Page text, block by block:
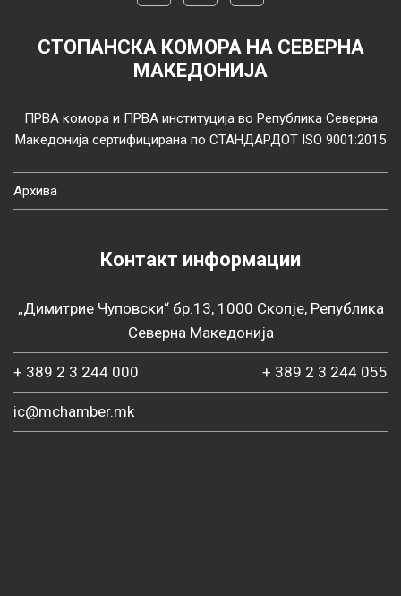
СТОПАНСКА КОМОРА НА СЕВЕРНА
МАКЕДОНИЈА
ПРВА комора и ПРВА институција во Република Северна
Македонија сертифицирана по СТАНДАРДОТ ISO 9001:2015
Архива
Контакт информации
„Димитрие Чуповски“ бр.13, 1000 Скопје, Република
Северна Македонија
+ 389 2 3 244 000 + 389 2 3 244 055
ic@mchamber.mk